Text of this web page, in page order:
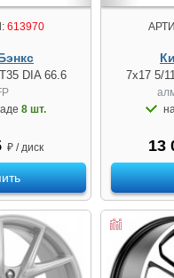
613970
DIA 66.6
8 шт.
₽ / диск
7x17 5/
13